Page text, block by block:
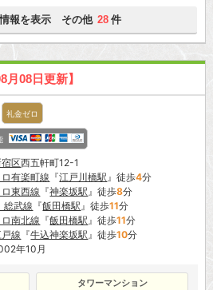
報を表示 その他 28 件
月08日更新】
礼金ゼロ
宿区西五軒町12-1
有楽町線 『江戸川橋駅 』徒歩4分
東西線 『神楽坂駅 』徒歩8分
総武線 『飯田橋駅 』徒歩11分
南北線 『飯田橋駅 』徒歩11分
線 『牛込神楽坂駅 』徒歩10分
年10月
タワーマンション